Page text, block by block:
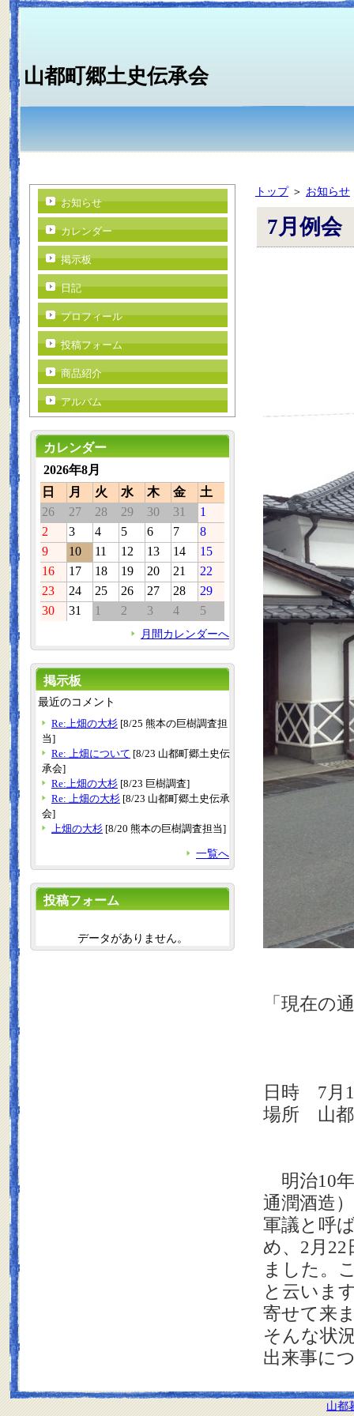
山都町郷土史伝承会
トップ＞ お知らせ
7月例会
「現在の
日時 7月
場所 山都
明治10
通潤酒造
軍議と呼
め、2月
ました。
と云いま
寄せて来
そんな状
出来事に
お知らせ
カレンダー
掲示板
日記
プロフィール
投稿フォーム
商品紹介
アルバム
カレンダー
2026年8月
日
月 火 水 木 金
土
26
27 28 29 30 31
1
2
3 4 5 6 7
8
9
10 11 12 13 14
15
16
17 18 19 20 21
22
23
24 25 26 27 28
29
30
31 1 2 3 4 5
月間カレンダーへ
掲示板
最近のコメント
Re:上畑の大杉 [8/25 熊本の巨樹調査担
当]
Re: 上畑について [8/23 山都町郷土史伝
承会]
Re:上畑の大杉 [8/23 巨樹調査]
Re: 上畑の大杉 [8/23 山都町郷土史伝承
会]
上畑の大杉 [8/20 熊本の巨樹調査担当]
一覧へ
投稿フォーム
データがありません。
山都